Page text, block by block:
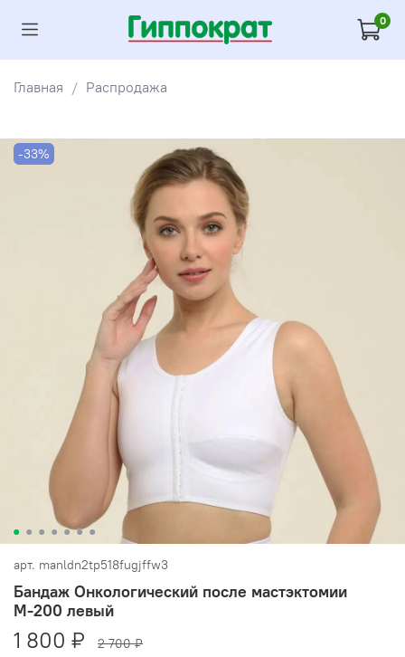
0
Главная Распродажа
-33%
арт. manldn2tp518fugjffw3
Бандаж Онкологический после мастэктомии
М-200 левый
1 800 ₽
2 700 ₽